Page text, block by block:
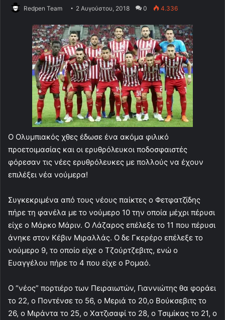
Redpen Team 2 Αυγούστου, 2018 0 4.336
Ο Ολυμπιακός χθες έδωσε ένα ακόμα φιλικό
προετοιμασίας και οι ερυθρόλευκοι ποδοσφαιστές
φόρεσαν τις νέες ερυθρόλευκες με πολλούς να έχουν
επιλέξει νέα νούμερα!
Συγκεκριμένα από τους νέους παίκτες ο Φετφατζίδης
πήρε τη φανέλα με το νούμερο 10 την οποία μέχρι πέρυσι
είχε ο Μάρκο Μάριν. Ο Λάζαρος επέλεξε το 11 που πέρυσι
άνηκε στον Κέβιν Μιραλλάς. Ο δε Γκερέρο επέλεξε το
νούμερο 9, το οποίο είχε ο Τζούρτζεβιτς, ενώ ο
Ευαγγέλου πήρε το 4 που είχε ο Ρομαό.
Ο “νέος” πορτιέρο των Πειραιωτών, Γιαννιώτης θα φοράει
το 22, ο Ποντένσε το 56, ο Μεριά το 20,ο Βούκσεβιτς το
26, ο Μιράντα το 25, ο Χατζισαφί το 28, ο Τσιμίκας το 21, ο